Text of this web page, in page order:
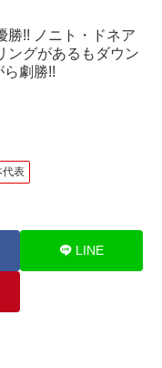
勝!! ノニト・ドネア
ングがあるもダウン
ら劇勝!!
代表
LINE